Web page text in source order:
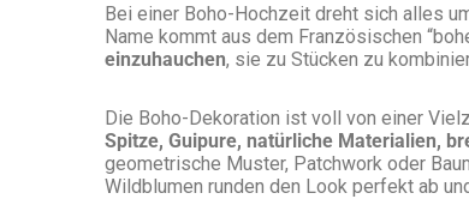
Bei einer Boho-Hochzeit dreht sich alles
Name kommt aus dem Französischen
einzuhauchen, sie zu Stücken zu
Die Boho-Dekoration ist voll von einer
Spitze, Guipure, natürliche Materialien,
geometrische Muster, Patchwork oder
Wildblumen runden den Look perfekt ab